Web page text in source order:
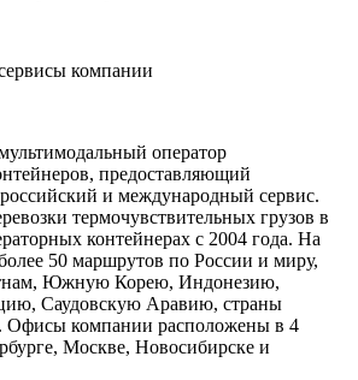
компании
оператор
предоставляющий
и международный сервис.
термочувствительных грузов в
контейнерах с 2004 года. На
50 маршрутов по России и миру,
Южную Корею, Индонезию,
Саудовскую Аравию, страны
Офисы компании расположены в 4
Москве, Новосибирске и